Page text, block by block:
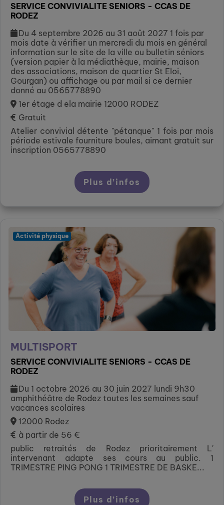
SERVICE CONVIVIALITE SENIORS - CCAS DE
RODEZ
Du 4 septembre 2026 au 31 août 2027 1 fois par
mois date à vérifier un mercredi du mois en général
information sur le site de la ville ou bulletin séniors
(version papier à la médiathèque, mairie, maison
des associations, maison de quartier St Eloi,
Gourgan) ou affichage ou par mail si ce dernier
donné au 0565778890
1er étage d ela mairie 12000 RODEZ
Gratuit
Atelier convivial détente "pétanque" 1 fois par mois
période estivale fourniture boules, aimant gratuit sur
inscription 0565778890
Plus d’infos
Activité physique
MULTISPORT
SERVICE CONVIVIALITE SENIORS - CCAS DE
RODEZ
Du 1 octobre 2026 au 30 juin 2027 lundi 9h30
amphithéâtre de Rodez toutes les semaines sauf
vacances scolaires
12000 Rodez
à partir de 56 €
public retraités de Rodez prioritairement L'
intervenant adapte ses cours au public. 1
TRIMESTRE PING PONG 1 TRIMESTRE DE BASKE...
Plus d’infos